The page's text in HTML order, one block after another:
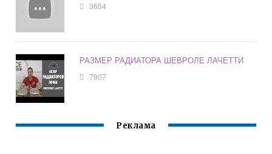
3654
РАЗМЕР РАДИАТОРА ШЕВРОЛЕ ЛАЧЕТТИ
7907
Реклама